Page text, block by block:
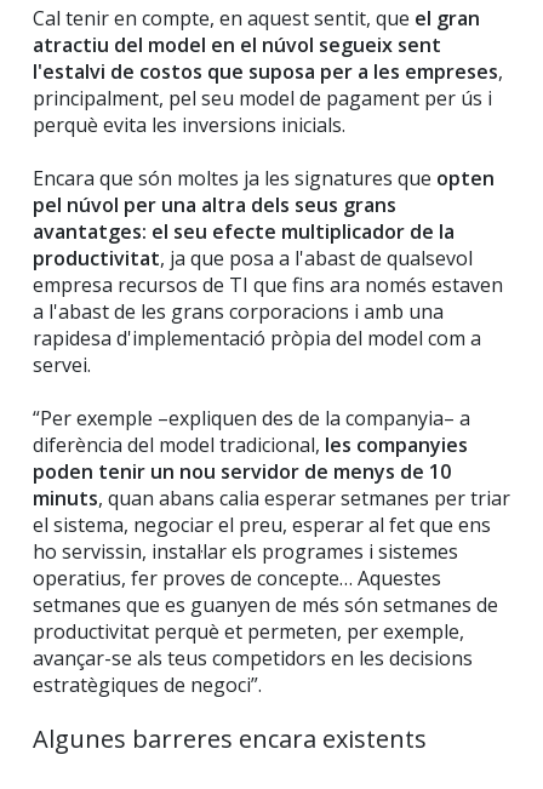
Cal tenir en compte, en aquest sentit, que el gran
atractiu del model en el núvol segueix sent
l'estalvi de costos que suposa per a les empreses,
principalment, pel seu model de pagament per ús i
perquè evita les inversions inicials.
Encara que són moltes ja les signatures que opten
pel núvol per una altra dels seus grans
avantatges: el seu efecte multiplicador de la
productivitat, ja que posa a l'abast de qualsevol
empresa recursos de TI que fins ara només estaven
a l'abast de les grans corporacions i amb una
rapidesa d'implementació pròpia del model com a
servei.
“Per exemple –expliquen des de la companyia– a
diferència del model tradicional, les companyies
poden tenir un nou servidor de menys de 10
minuts, quan abans calia esperar setmanes per triar
el sistema, negociar el preu, esperar al fet que ens
ho servissin, instal·lar els programes i sistemes
operatius, fer proves de concepte… Aquestes
setmanes que es guanyen de més són setmanes de
productivitat perquè et permeten, per exemple,
avançar-se als teus competidors en les decisions
estratègiques de negoci”.
Algunes barreres encara existents